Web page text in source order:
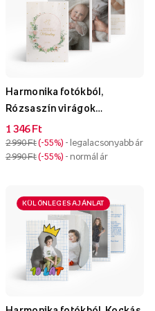
Harmonika fotókból,
Rózsaszín virágok
kollekciója
1 346 Ft
2 990 Ft -55% - legalacsonyabb ár
2 990 Ft -55% - normál ár
KÜLÖNLEGES AJÁNLAT